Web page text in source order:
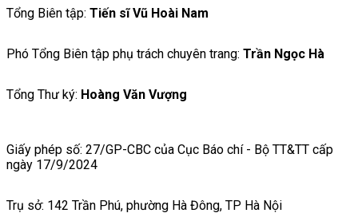
Tổng Biên tập: Tiến sĩ Vũ Hoài Nam
Phó Tổng Biên tập phụ trách chuyên trang: Trần Ngọc Hà
Tổng Thư ký: Hoàng Văn Vượng
Giấy phép số: 27/GP-CBC của Cục Báo chí - Bộ TT&TT cấp
ngày 17/9/2024
Trụ sở: 142 Trần Phú, phường Hà Đông, TP Hà Nội